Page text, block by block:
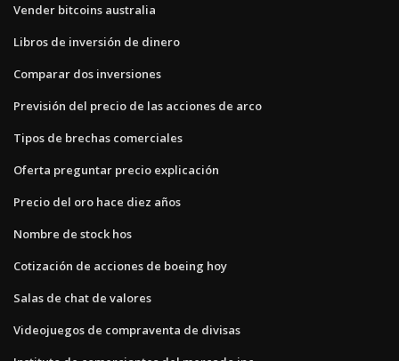
Vender bitcoins australia
Libros de inversión de dinero
Comparar dos inversiones
Previsión del precio de las acciones de arco
Tipos de brechas comerciales
Oferta preguntar precio explicación
Precio del oro hace diez años
Nombre de stock hos
Cotización de acciones de boeing hoy
Salas de chat de valores
Videojuegos de compraventa de divisas